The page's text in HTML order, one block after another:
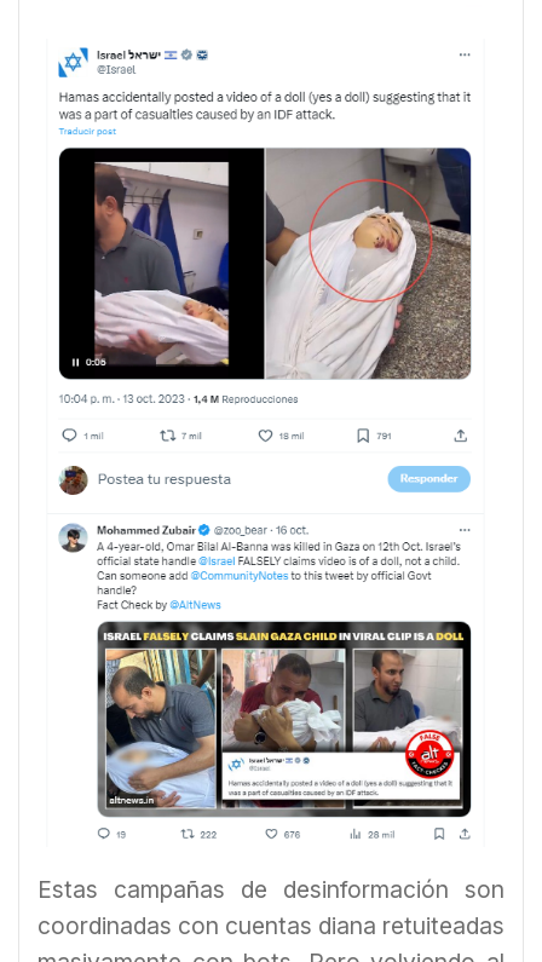
Estas campañas de desinformación son
coordinadas con cuentas diana retuiteadas